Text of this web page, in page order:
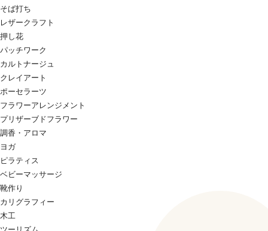
そば打ち
レザークラフト
押し花
パッチワーク
カルトナージュ
クレイアート
ポーセラーツ
フラワーアレンジメント
プリザーブドフラワー
調香・アロマ
ヨガ
ピラティス
ベビーマッサージ
靴作り
カリグラフィー
木工